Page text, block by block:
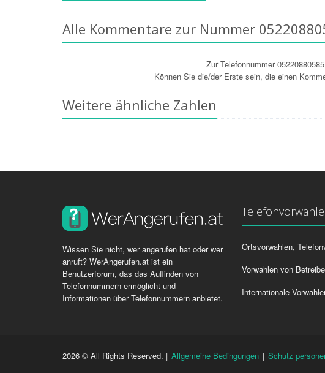
Alle Kommentare zur Nummer
Zur Telefonnummer
Können Sie die/der Erste sein, die einen
Weitere ähnliche Zahlen
Wissen Sie nicht, wer angerufen hat oder wer
anruft? WerAngerufen.at ist ein
Benutzerforum, das das Auffinden von
Telefonnummern ermöglicht und
Informationen über Telefonnummern anbietet.
Ortsvorwahlen,
Vorwahlen von
Internationale
2026 © All Rights Reserved. | Allgemeine Bedingungen | Schutz